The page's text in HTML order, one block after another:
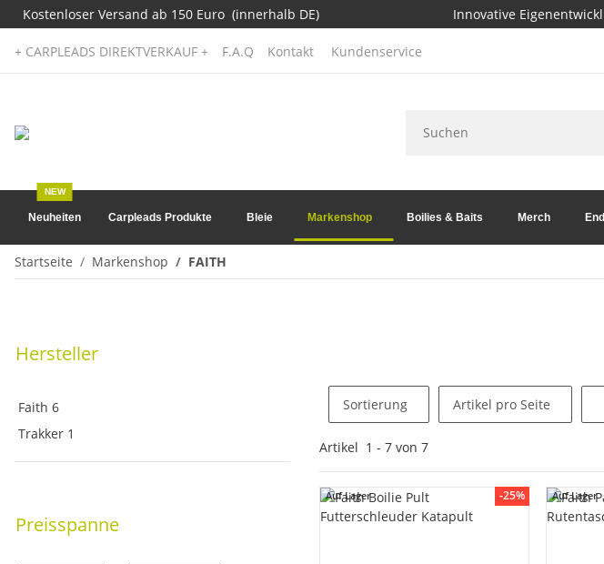
Kostenloser Versand ab 150 Euro (innerhalb DE) Innovative
+ CARPLEADS DIREKTVERKAUF + F.A.Q Kontakt Kundenservice
Neuheiten
NEW
Carpleads Produkte Bleie Markenshop Boilies & Baits Merch
Startseite Markenshop FAITH
Sortierung Artikel pro Seite
Artikel 1 - 7 von 7
Auf Lager -25% Auf Lager
Hersteller
Faith 6
Trakker 1
Preisspanne